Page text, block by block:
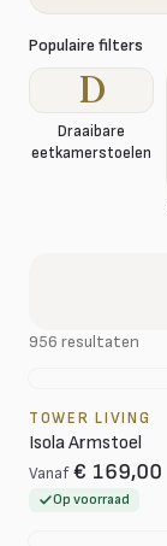
Populaire filters
D
Draaibare
eetkamerstoelen
956 resultaten
TOWER LIVING
Isola Armstoel
Vanaf € 169,00
Op voorraad